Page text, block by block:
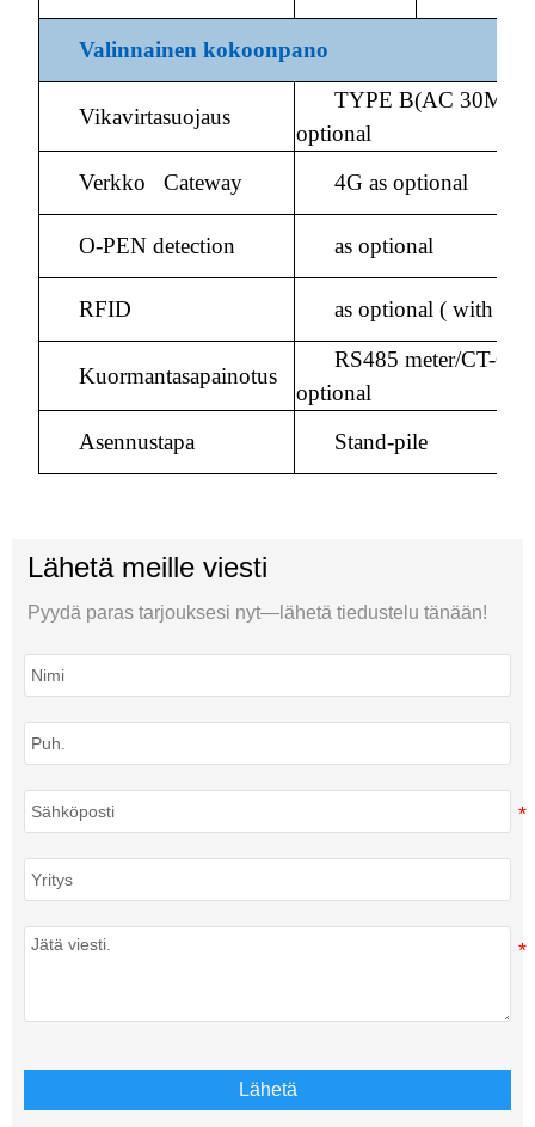
Valinnainen kokoonpano
Vikavirtasuojaus
TYPE B(AC
optional
Verkko Cateway
4G as optional
O-PEN detection as optional
RFID as optional ( with 3
Kuormantasapainotus
RS485 meter/CT-
optional
Asennustapa
Stand-pile
Lähetä meille viesti
Pyydä paras tarjouksesi nyt—lähetä tiedustelu tänään!
Lähetä